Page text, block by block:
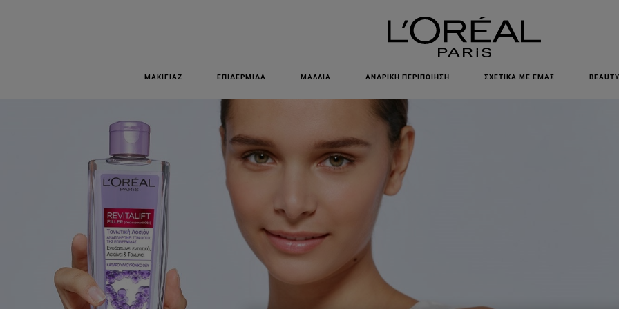
ΕΓΓΡΑΦΕΙΤΕ ΣΤΟ NEWSLETTER!
ΜΑΚΙΓΙΆΖ ΕΠΙΔΕΡΜΊΔΑ ΜΑΛΛΙΆ ΑΝΔΡΙΚΉ ΠΕΡΙΠΟΊΗΣΗ ΣΧΕΤΙΚΆ ΜΕ ΕΜΆΣ